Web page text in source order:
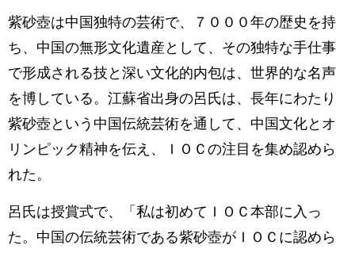
紫砂壺は中国独特の芸術で、７０００年の歴史を持
ち、中国の無形文化遺産として、その独特な手仕事
で形成される技と深い文化的内包は、世界的な名声
を博している。江蘇省出身の呂氏は、長年にわたり
紫砂壺という中国伝統芸術を通して、中国文化とオ
リンピック精神を伝え、ＩＯＣの注目を集め認めら
れた。
呂氏は授賞式で、「私は初めてＩＯＣ本部に入っ
た。中国の伝統芸術である紫砂壺がＩＯＣに認めら